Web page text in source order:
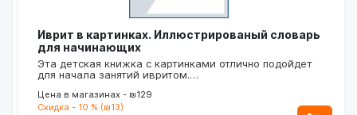
Иврит в картинках. Иллюстрированый словарь
для начинающих
Эта детская книжка с картинками отлично подойдет
для начала занятий ивритом.…
Цена в магазинах - ₪129
Скидка - 10 % (₪13)